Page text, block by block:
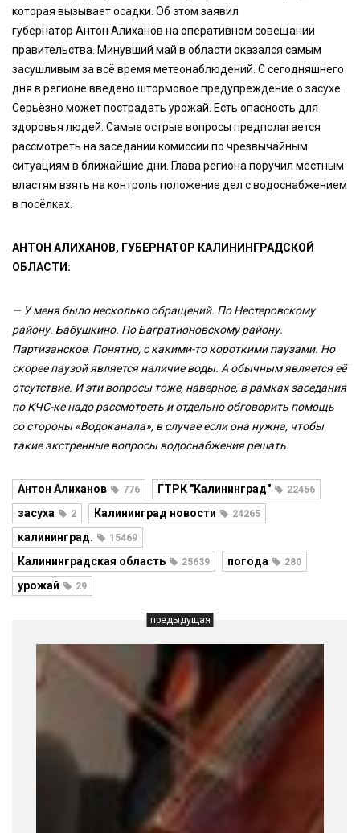
которая вызывает осадки. Об этом заявил
губернатор Антон Алиханов на оперативном совещании
правительства. Минувший май в области оказался самым
засушливым за всё время метеонаблюдений. С сегодняшнего
дня в регионе введено штормовое предупреждение о засухе.
Серьёзно может пострадать урожай. Есть опасность для
здоровья людей. Самые острые вопросы предполагается
рассмотреть на заседании комиссии по чрезвычайным
ситуациям в ближайшие дни. Глава региона поручил местным
властям взять на контроль положение дел с водоснабжением
в посёлках.
АНТОН АЛИХАНОВ, ГУБЕРНАТОР КАЛИНИНГРАДСКОЙ
ОБЛАСТИ:
—У меня было несколько обращений. По Нестеровскому
району. Бабушкино. По Багратионовскому району.
Партизанское. Понятно, с какими-то короткими паузами. Но
скорее паузой является наличие воды. А обычным является её
отсутствие. И эти вопросы тоже, наверное, в рамках заседания
по КЧС-ке надо рассмотреть и отдельно обговорить помощь
со стороны «Водоканала», в случае если она нужна, чтобы
такие экстренные вопросы водоснабжения решать.
Антон Алиханов 776 ГТРК "Калининград" 22456
засуха 2 Калининград новости 24265
калининград. 15469
Калининградская область 25639 погода 280
урожай 29
предыдущая